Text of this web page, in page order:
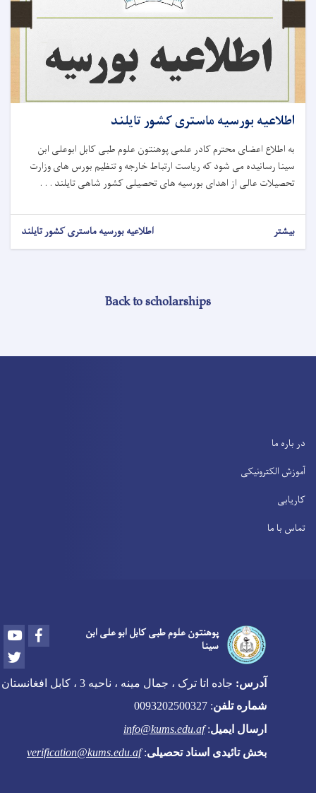
اطلاعیه بورسیه ماستری کشور تایلند
به اطلاع اعضای محترم کادر علمی پوهنتون علوم طبی کابل ابوعلی ابن
سینا رسانیده می شود که ریاست ارتباط خارجه و تنظیم بورس های وزارت
تحصیلات عالی از اهدای بورسیه های تحصیلی کشور شاهی تایلند . . .
بیشتر اطلاعیه بورسیه ماستری کشور تایلند
Back to scholarships
در باره ما
آموزش الکترونیکی
کاریابی
تماس با ما
پوهنتون علوم طبی کابل ابو علی ابن
سینا
Youtube
آدرس: جاده اتا ترک ، جمال مینه ، ناحیه 3 ، کابل افغانستان
شماره تلفن:
ارسال ایمیل:
info@kums.edu.af
بخش تائیدی اسناد تحصیلی:
verification@kums.edu.af